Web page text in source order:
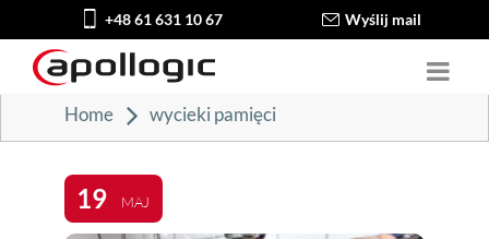
+48 61 631 10 67 Wyślij mail
Home wycieki pamięci
19 MAJ